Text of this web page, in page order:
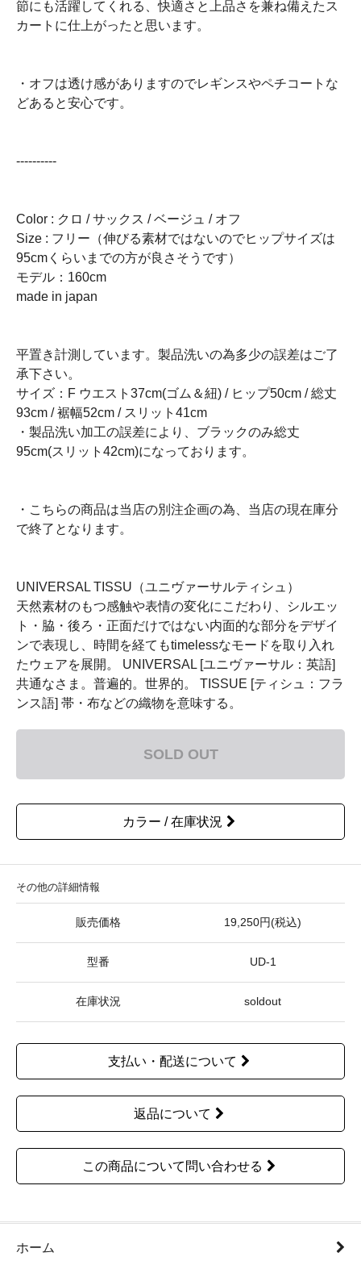
節にも活躍してくれる、快適さと上品さを兼ね備えたス
カートに仕上がったと思います。
・オフは透け感がありますのでレギンスやペチコートな
どあると安心です。
----------
Color : クロ / サックス / ベージュ / オフ
Size : フリー（伸びる素材ではないのでヒップサイズは
95cmくらいまでの方が良さそうです）
モデル：160cm
made in japan
平置き計測しています。製品洗いの為多少の誤差はご了
承下さい。
サイズ：F ウエスト37cm(ゴム＆紐) / ヒップ50cm / 総丈
93cm / 裾幅52cm / スリット41cm
・製品洗い加工の誤差により、ブラックのみ総丈
95cm(スリット42cm)になっております。
・こちらの商品は当店の別注企画の為、当店の現在庫分
で終了となります。
UNIVERSAL TISSU（ユニヴァーサルティシュ）
天然素材のもつ感触や表情の変化にこだわり、シルエッ
ト・脇・後ろ・正面だけではない内面的な部分をデザイ
ンで表現し、時間を経てもtimelessなモードを取り入れ
たウェアを展開。 UNIVERSAL [ユニヴァーサル：英語]
共通なさま。普遍的。世界的。 TISSUE [ティシュ：フラ
ンス語] 帯・布などの織物を意味する。
SOLD OUT
カラー / 在庫状況
その他の詳細情報
販売価格 19,250円(税込)
型番 UD-1
在庫状況 soldout
支払い・配送について
返品について
この商品について問い合わせる
ホーム